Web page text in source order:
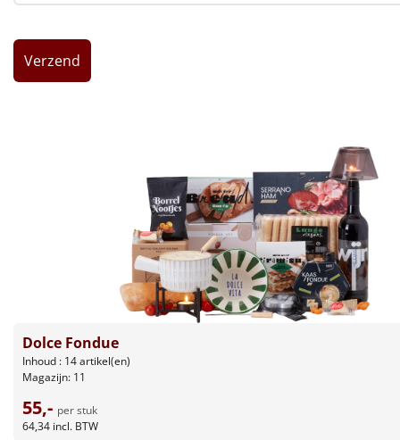
Leuke
Tas
Wake up light
Dolce Fondue
Inhoud : 14 artikel(en)
Magazijn: 11
55,- per stuk
64,34 incl. BTW